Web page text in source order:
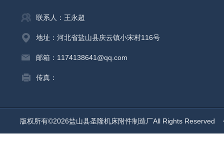
联系人：王永超
地址：河北省盐山县庆云镇小宋村116号
邮箱：1174138641@qq.com
传真：
版权所有©2026盐山县圣隆机床附件制造厂All Rights Reserved